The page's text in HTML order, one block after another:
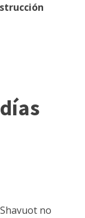
no